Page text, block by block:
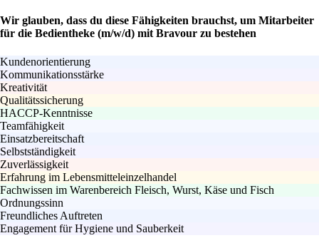
Wir glauben, dass du diese Fähigkeiten brauchst, um Mitarbeiter
für die Bedientheke (m/w/d) mit Bravour zu bestehen
Kundenorientierung
Kommunikationsstärke
Kreativität
Qualitätssicherung
HACCP-Kenntnisse
Teamfähigkeit
Einsatzbereitschaft
Selbstständigkeit
Zuverlässigkeit
Erfahrung im Lebensmitteleinzelhandel
Fachwissen im Warenbereich Fleisch, Wurst, Käse und Fisch
Ordnungssinn
Freundliches Auftreten
Engagement für Hygiene und Sauberkeit